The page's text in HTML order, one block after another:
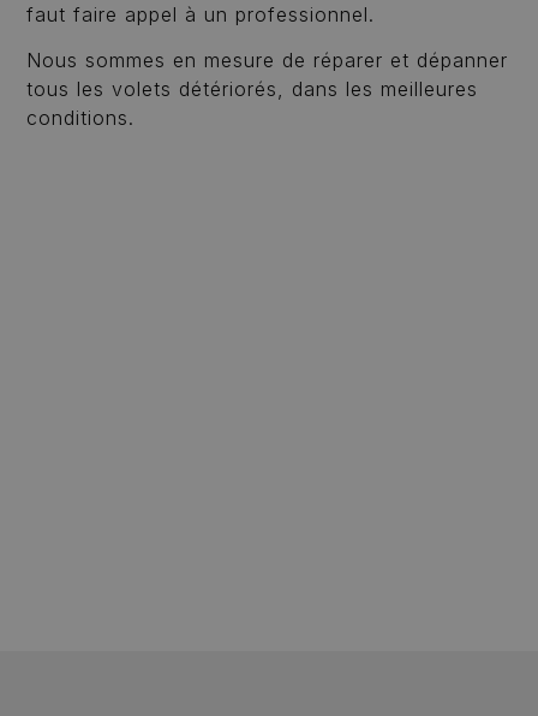
faut faire appel à un professionnel.
Nous sommes en mesure de réparer et dépanner
tous les volets détériorés, dans les meilleures
conditions.